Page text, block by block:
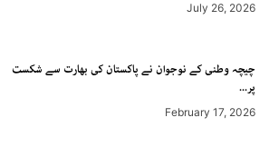
July 26, 2026
چیچہ وطنی کے نوجوان نے پاکستان کی بھارت سے شکست
پر...
February 17, 2026